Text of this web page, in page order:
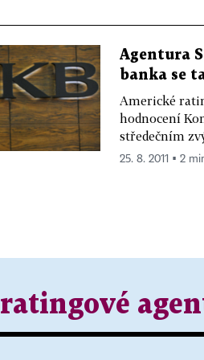
Agentura
banka se
Americké
hodnocení
středečním
25. 8. 2011 ▪ 2
ratingové